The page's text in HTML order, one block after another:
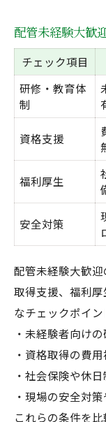
配管未経験大歓
チェック項目
研修・教育体
制
資格支援
福利厚生
安全対策
配管未経験大歓
取得支援、福利
なチェックポイン
・未経験者向け
・資格取得の費
・社会保険や休
・現場の安全対
これらの条件を